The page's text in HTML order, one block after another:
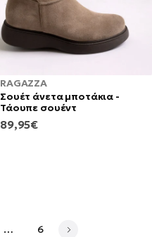
RAGAZZA
Σουέτ άνετα μποτάκια -
Τάουπε σουέντ
ΚΑΝΟΝΙΚΉ
89,95€
… 6